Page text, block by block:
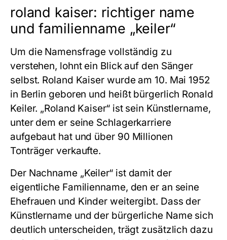
roland kaiser: richtiger name
und familienname „keiler“
Um die Namensfrage vollständig zu
verstehen, lohnt ein Blick auf den Sänger
selbst. Roland Kaiser wurde am 10. Mai 1952
in Berlin geboren und heißt bürgerlich Ronald
Keiler. „Roland Kaiser“ ist sein Künstlername,
unter dem er seine Schlagerkarriere
aufgebaut hat und über 90 Millionen
Tonträger verkaufte.
Der Nachname „Keiler“ ist damit der
eigentliche Familienname, den er an seine
Ehefrauen und Kinder weitergibt. Dass der
Künstlername und der bürgerliche Name sich
deutlich unterscheiden, trägt zusätzlich dazu